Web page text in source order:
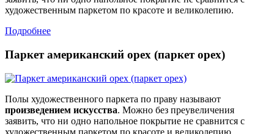
художественным паркетом по красоте и великолепию.
Подробнее
Паркет американский орех (паркет орех)
Полы художественного паркета по праву называют
произведением искусства. Можно без преувеличения
заявить, что ни одно напольное покрытие не сравнится с
художественным паркетом по красоте и великолепию.